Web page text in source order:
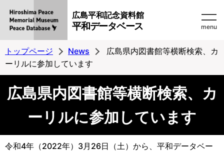
広島平和記念資料館
平和データベース menu
トップページ News
広島県内図書館等横断検索、カ
ーリルに参加しています
広島県内図書館等横断検索、カ
ーリルに参加しています
令和4年（2022年）3月26日（土）から、平和データベー